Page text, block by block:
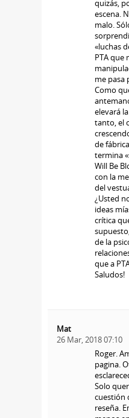
quizás,
escena.
malo.
«luchas
PTA que
me pasa
Como
elevará
tanto, el
de
termina
Will Be
con la
del
¿Usted
ideas
crítica
de la
que a
Saludos!
Mat
26 Mar, 2018 07:10
Roger.
pagina.
Solo
cuestión
reseña.